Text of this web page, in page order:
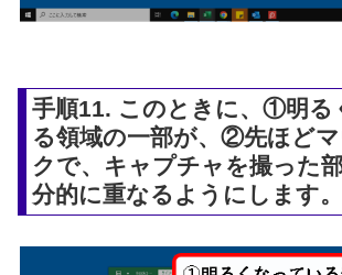
手順11. このときに、①明る
る領域の一部が、②先ほど
クで、キャプチャを撮った
分的に重なるようにします。